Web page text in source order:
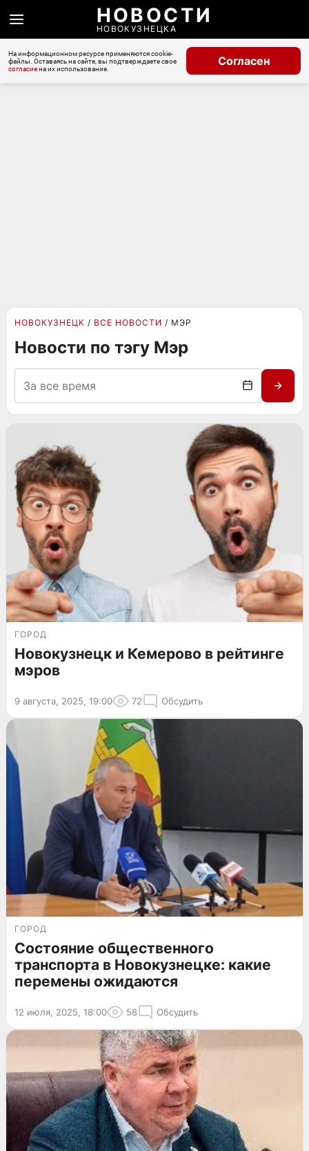
НОВОСТИ
НОВОКУЗНЕЦКА
На информационном ресурсе применяются cookie-
файлы. Оставаясь на сайте, вы подтверждаете свое
согласиена их использование.
Согласен
НОВОКУЗНЕЦК ВСЕ НОВОСТИ МЭР
Новости по тэгу Мэр
ГОРОД
Новокузнецк и Кемерово в рейтинге
мэров
9 августа, 2025, 19:00 72 Обсудить
ГОРОД
Состояние общественного
транспорта в Новокузнецке: какие
перемены ожидаются
12 июля, 2025, 18:00 58 Обсудить